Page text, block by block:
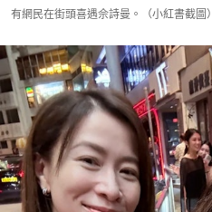
有網民在街頭喜遇佘詩曼。（小紅書截圖）